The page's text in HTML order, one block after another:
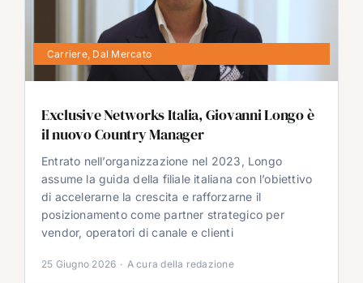
Carriere, Dal Mercato
Exclusive Networks Italia, Giovanni Longo è
il nuovo Country Manager
Entrato nell’organizzazione nel 2023, Longo
assume la guida della filiale italiana con l’obiettivo
di accelerarne la crescita e rafforzarne il
posizionamento come partner strategico per
vendor, operatori di canale e clienti
25 Giugno 2026 · A cura della redazione